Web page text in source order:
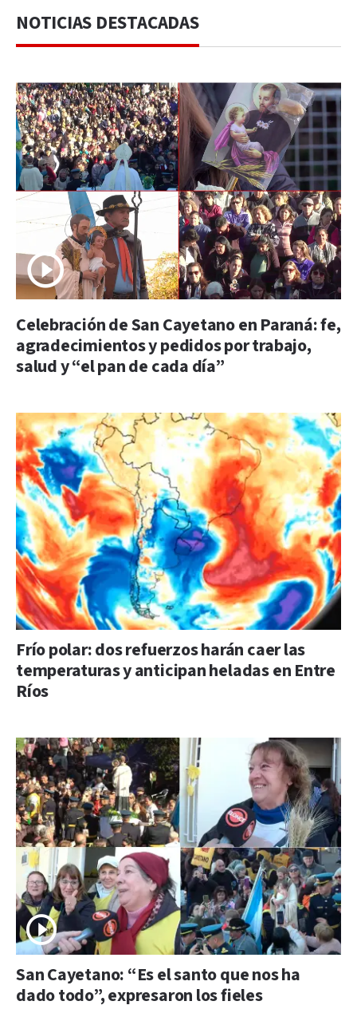
NOTICIAS DESTACADAS
Celebración de San Cayetano en Paraná: fe,
agradecimientos y pedidos por trabajo,
salud y “el pan de cada día”
Frío polar: dos refuerzos harán caer las
temperaturas y anticipan heladas en Entre
Ríos
San Cayetano: “Es el santo que nos ha
dado todo”, expresaron los fieles